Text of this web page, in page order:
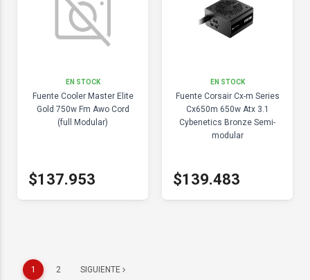
EN STOCK
Fuente Cooler Master Elite
Gold 750w Fm Awo Cord
(full Modular)
$137.953
EN STOCK
Fuente Corsair Cx-m Series
Cx650m 650w Atx 3.1
Cybenetics Bronze Semi-
modular
$139.483
1 2 SIGUIENTE